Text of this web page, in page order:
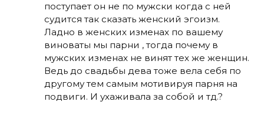
поступает он не по мужски когда с ней
судится так сказать женский эгоизм.
Ладно в женских изменах по вашему
виноваты мы парни , тогда почему в
мужских изменах не винят тех же женщин.
Ведь до свадьбы дева тоже вела себя по
другому тем самым мотивируя парня на
подвиги. И ухаживала за собой и тд.?